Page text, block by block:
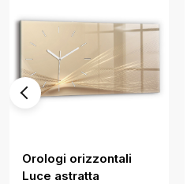
Orologi orizzontali
Luce astratta